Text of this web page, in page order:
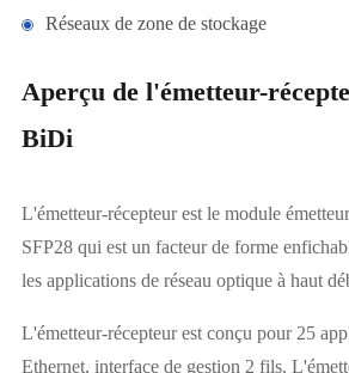
Réseaux de zone de stockage
Aperçu de l'émetteur-
BiDi
L'émetteur-récepteur est le module
SFP28 qui est un facteur de forme
les applications de réseau optique à haut
L'émetteur-récepteur est conçu pour 25
Ethernet, interface de gestion 2 fils.